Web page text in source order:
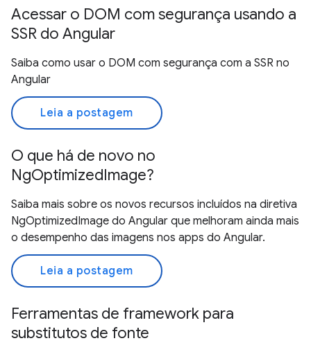
Acessar o DOM com segurança usando a
SSR do Angular
Saiba como usar o DOM com segurança com a SSR no
Angular
Leia a postagem
O que há de novo no
NgOptimizedImage?
Saiba mais sobre os novos recursos incluídos na diretiva
NgOptimizedImage do Angular que melhoram ainda mais
o desempenho das imagens nos apps do Angular.
Leia a postagem
Ferramentas de framework para
substitutos de fonte